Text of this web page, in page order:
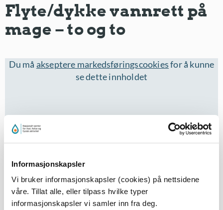
Informasjonskapsler
Vi bruker informasjonskapsler (cookies) på nettsidene
våre. Tillat alle, eller tilpass hvilke typer
informasjonskapsler vi samler inn fra deg.
Flyte/dykke vannrett på
mage – to og to
Du må akseptere markedsføringscookiesfor å kunne
se dette innholdet
To og to står mot hverandre og holder i hverandres